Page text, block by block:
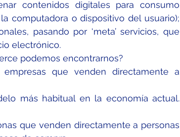
contenidos digitales para consumo
computadora o dispositivo del usuario);
pasando por ‘meta’ servicios, que
electrónico.
podemos encontrarnos?
que venden directamente a
más habitual en la economía actual.
que venden directamente a personas